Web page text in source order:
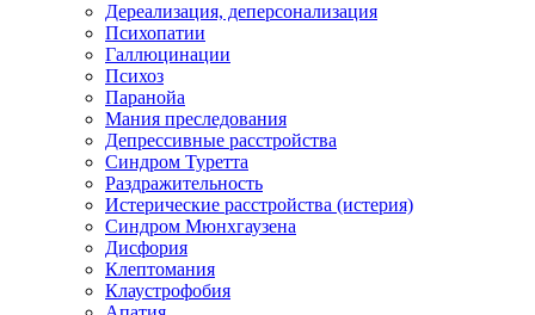
Дереализация, деперсонализация
Психопатии
Галлюцинации
Психоз
Паранойа
Мания преследования
Депрессивные расстройства
Синдром Туретта
Раздражительность
Истерические расстройства (истерия)
Синдром Мюнхгаузена
Дисфория
Клептомания
Клаустрофобия